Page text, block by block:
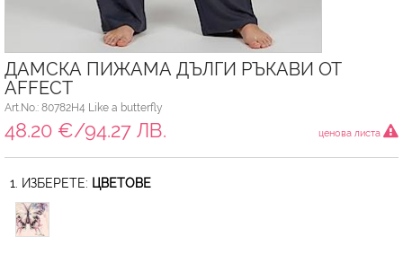
ДАМСКА ПИЖАМА ДЪЛГИ РЪКАВИ ОТ
AFFECT
Art.No.: 80782H4 Like a butterfly
48.20 €/94.27 ЛВ. ценова листа
1. ИЗБЕРЕТЕ: ЦВЕТОВЕ